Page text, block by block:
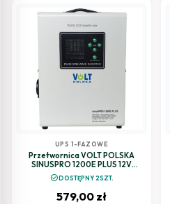
UPS 1-FAZOWE
Przetwornica VOLT POLSKA
SINUSPRO 1200E PLUS 12V
800/1200W LiFePO4, MENU
check_circleDOSTĘPNY 2SZT.
579,00 zł